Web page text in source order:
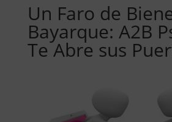
Un Faro de
Bayarque: A2B
Te Abre sus